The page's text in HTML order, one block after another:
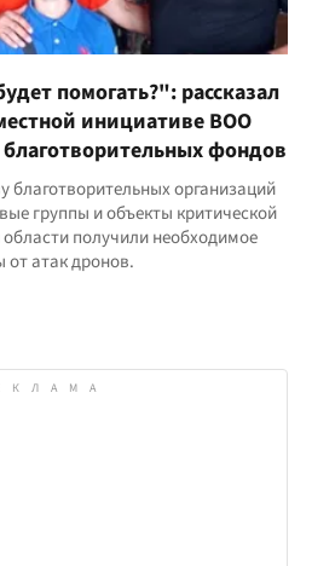
помогать?": рассказал
инициативе ВОО
фондов
благотворительных организаций
группы и объекты критической
получили необходимое
атак дронов.